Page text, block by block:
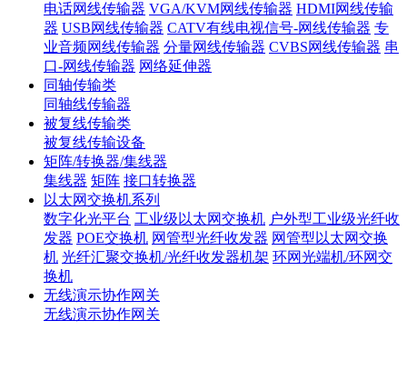
电话网线传输器 VGA/KVM网线传输器 HDMI网线传输
器 USB网线传输器 CATV有线电视信号-网线传输器 专
业音频网线传输器 分量网线传输器 CVBS网线传输器 串
口-网线传输器 网络延伸器
同轴传输类
同轴线传输器
被复线传输类
被复线传输设备
矩阵/转换器/集线器
集线器 矩阵 接口转换器
以太网交换机系列
数字化光平台 工业级以太网交换机 户外型工业级光纤收
发器 POE交换机 网管型光纤收发器 网管型以太网交换
机 光纤汇聚交换机/光纤收发器机架 环网光端机/环网交
换机
无线演示协作网关
无线演示协作网关